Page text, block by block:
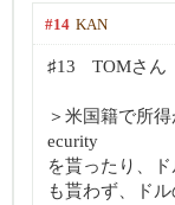
#14 KAN
♯13 TOMさん
＞米国籍で所
ecurity
を貰ったり、
も貰わず、ド